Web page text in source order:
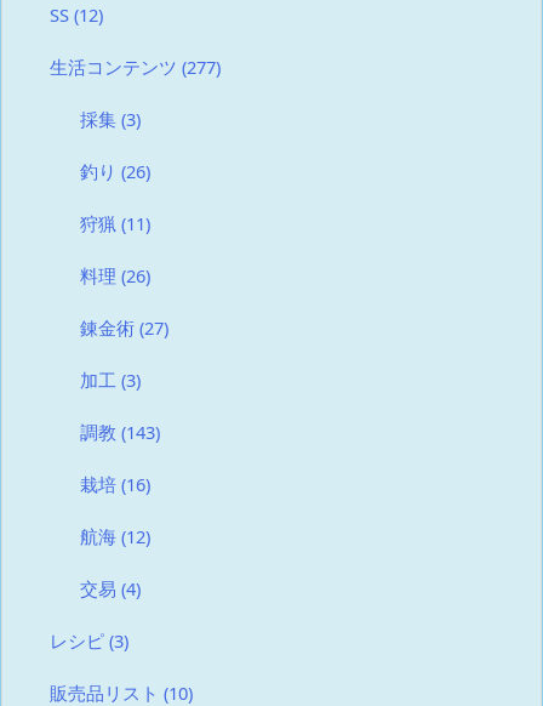
SS (12)
生活コンテンツ (277)
採集 (3)
釣り (26)
狩猟 (11)
料理 (26)
錬金術 (27)
加工 (3)
調教 (143)
栽培 (16)
航海 (12)
交易 (4)
レシピ (3)
販売品リスト (10)